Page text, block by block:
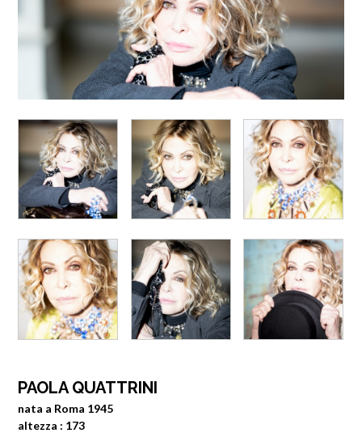
PAOLA QUATTRINI
nata a Roma 1945
altezza : 173